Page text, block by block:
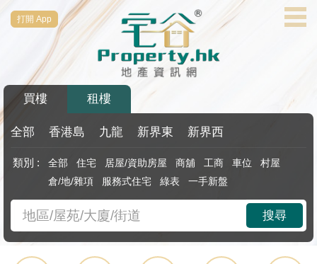
代
理
搵
樓/
交
業
主
盤
打開 App
買樓 租樓
全部 香港島 九龍 新界東 新界西
類別 : 全部 住宅 居屋/資助房屋 商舖 工商 車位
村屋
倉/地/雜項
服務式住宅 綠表 一手新盤
搜尋